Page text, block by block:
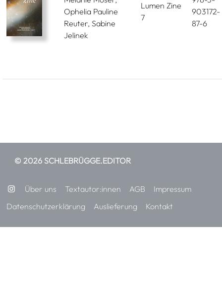
Ophelia Pauline
Reuter, Sabine
Jelinek
Lumen Zine
7
903172-
87-6
© 2026 SCHLEBRÜGGE.EDITOR
Über uns Textautor:innen AGB
Impressum
Datenschutzerklärung
Auslieferung Kontakt